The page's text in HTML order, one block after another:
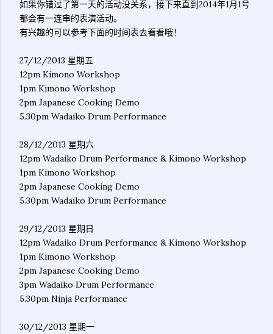
如果你错过了第一天的活动没关系，接下来直到2014年1月1号
都会有一连串的表演活动。
有兴趣的可以参考下面的时间表去看看哦！
27/12/2013 星期五
12pm Kimono Workshop
1pm Kimono Workshop
2pm Japanese Cooking Demo
5.30pm Wadaiko Drum Performance
28/12/2013 星期六
12pm Wadaiko Drum Performance & Kimono Workshop
1pm Kimono Workshop
2pm Japanese Cooking Demo
5.30pm Wadaiko Drum Performance
29/12/2013 星期日
12pm Wadaiko Drum Performance & Kimono Workshop
1pm Kimono Workshop
2pm Japanese Cooking Demo
3pm Wadaiko Drum Performance
5.30pm Ninja Performance
30/12/2013 星期一